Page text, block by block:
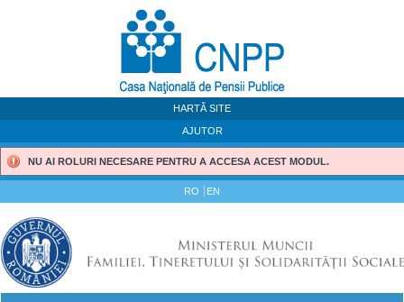
HARTĂ SITE
AJUTOR
NU AI ROLURI NECESARE PENTRU A ACCESA ACEST MODUL.
RO EN